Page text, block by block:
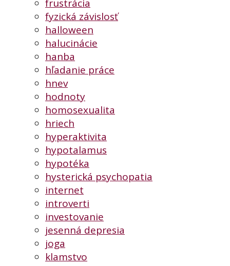
frustrácia
fyzická závislosť
halloween
halucinácie
hanba
hľadanie práce
hnev
hodnoty
homosexualita
hriech
hyperaktivita
hypotalamus
hypotéka
hysterická psychopatia
internet
introverti
investovanie
jesenná depresia
joga
klamstvo